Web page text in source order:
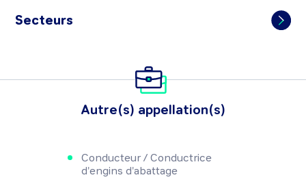
Secteurs
Autre(s) appellation(s)
Conducteur / Conductrice
d'engins d'abattage